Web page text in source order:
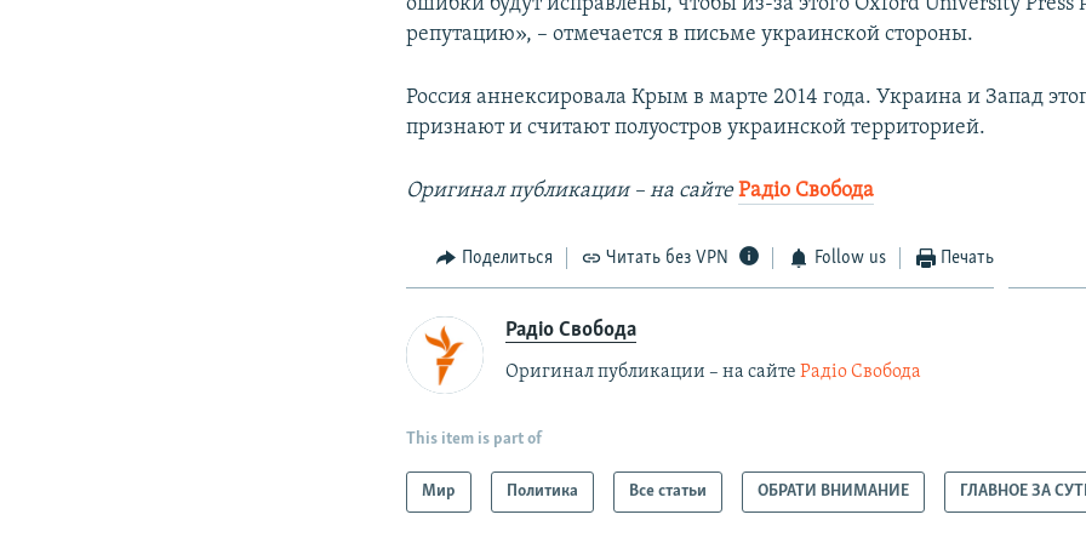
репутацию», – отмечается в письме украинской стороны.
Россия аннексировала Крым в марте 2014 года. Украина и Запад
признают и считают полуостров украинской территорией.
Оригинал публикации – на сайте Радіо Свобода
Поделиться Читать без VPN Follow us Печать
Радіо Свобода
Оригинал публикации – на сайтеРадіо Свобода
This item is part of
Мир Политика Все статьи ОБРАТИ ВНИМАНИЕ ГЛАВНОЕ ЗА